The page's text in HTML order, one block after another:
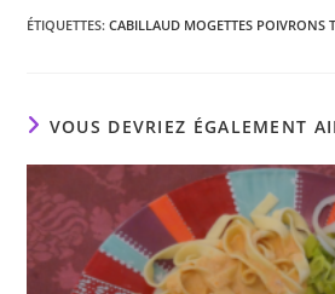
ÉTIQUETTES:CABILLAUD MOGETTES POIVRONS
VOUS DEVRIEZ ÉGALEMENT